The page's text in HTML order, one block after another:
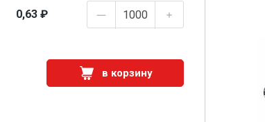
0,63 ₽
в корзину